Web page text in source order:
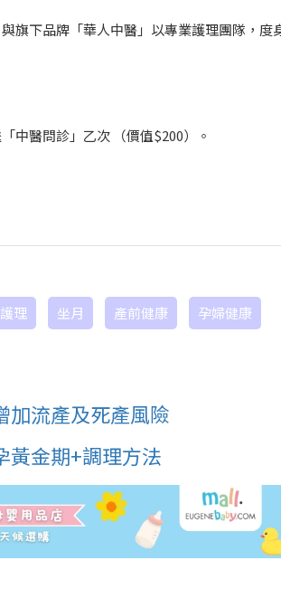
旗下品牌「華人中醫」以專業護理團隊，度
中醫問診」乙次 （價值$200）。
理 坐月 產前健康 孕婦健康
加流產及死產風險
黃金期+調理方法